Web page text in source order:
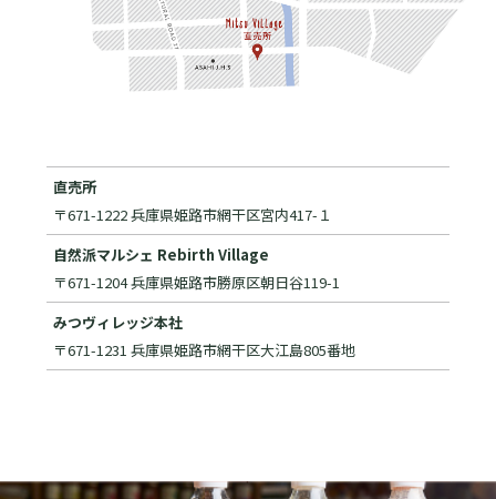
直売所
〒671-1222 兵庫県姫路市網干区宮内417-１
自然派マルシェ Rebirth Village
〒671-1204 兵庫県姫路市勝原区朝日谷119-1
みつヴィレッジ本社
〒671-1231 兵庫県姫路市網干区大江島805番地